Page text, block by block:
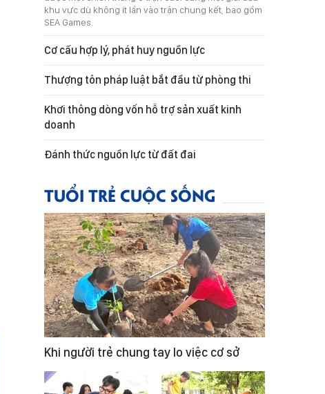
khu vực dù không ít lần vào trận chung kết, bao gồm
SEA Games.
Cơ cấu hợp lý, phát huy nguồn lực
Thượng tôn pháp luật bắt đầu từ phòng thi
Khơi thông dòng vốn hỗ trợ sản xuất kinh
doanh
Đánh thức nguồn lực từ đất đai
TUỔI TRẺ CUỘC SỐNG
Khi người trẻ chung tay lo việc cơ sở